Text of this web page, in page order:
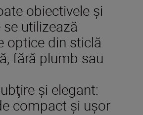
obiectivele şi
utilizează
optice din sticlă
fără plumb sau
şi elegant:
compact şi uşor